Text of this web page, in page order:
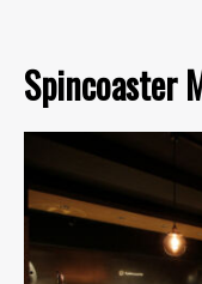
Spincoaster